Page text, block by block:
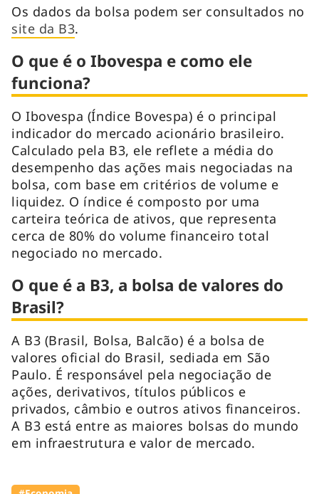
Os dados da bolsa podem ser consultados no
site da B3.
O que é o Ibovespa e como ele
funciona?
O Ibovespa (Índice Bovespa) é o principal
indicador do mercado acionário brasileiro.
Calculado pela B3, ele reflete a média do
desempenho das ações mais negociadas na
bolsa, com base em critérios de volume e
liquidez. O índice é composto por uma
carteira teórica de ativos, que representa
cerca de 80% do volume financeiro total
negociado no mercado.
O que é a B3, a bolsa de valores do
Brasil?
A B3 (Brasil, Bolsa, Balcão) é a bolsa de
valores oficial do Brasil, sediada em São
Paulo. É responsável pela negociação de
ações, derivativos, títulos públicos e
privados, câmbio e outros ativos financeiros.
A B3 está entre as maiores bolsas do mundo
em infraestrutura e valor de mercado.